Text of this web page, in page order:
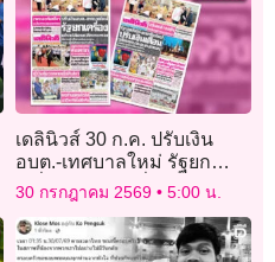
เดลินิวส์ 30 ก.ค. ปรับเงิน
อบต.-เทศบาลใหม่ รัฐยก
เครื่อง “ปชน.” เชื่อมีสัญญาณ
ปรับครม.
30 กรกฎาคม 2569 5:00 น.